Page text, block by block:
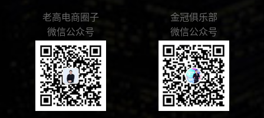
老高电商圈子
微信公众号
金冠俱乐部
微信公众号